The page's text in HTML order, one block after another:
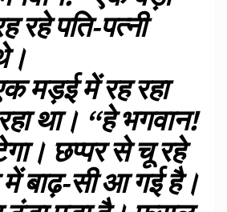
रहे पति-पत्नी
मड़ई में रह रहा
था। “हे भगवान!
छप्पर से चू रहे
बाढ़-सी आ गई है।